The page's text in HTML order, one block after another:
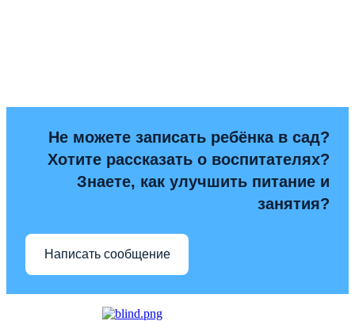
Не можете записать ребёнка в сад?
Хотите рассказать о воспитателях?
Знаете, как улучшить питание и
занятия?
Написать сообщение